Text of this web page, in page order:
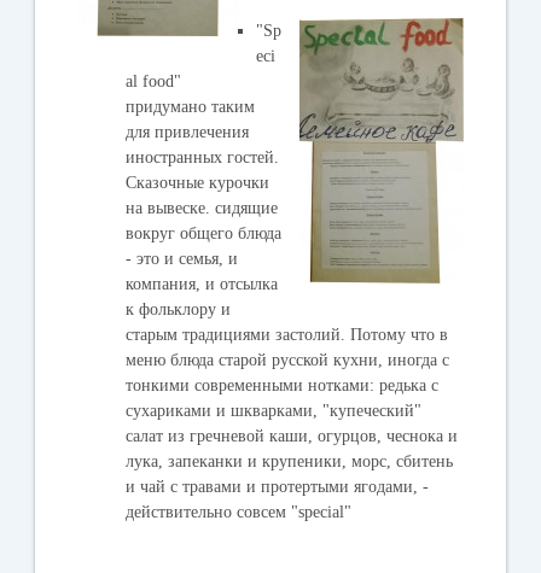
"Sp
eci
al food"
придумано таким
для привлечения
иностранных гостей.
Сказочные курочки
на вывеске. сидящие
вокруг общего блюда
- это и семья, и
компания, и отсылка
к фольклору и
старым традициями застолий. Потому что в
меню блюда старой русской кухни, иногда с
тонкими современными нотками: редька с
сухариками и шкварками, "купеческий"
салат из гречневой каши, огурцов, чеснока и
лука, запеканки и крупеники, морс, сбитень
и чай с травами и протертыми ягодами, -
действительно совсем "special"